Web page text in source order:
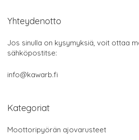
Yhteydenotto
Jos sinulla on kysymyksiä, voit ottaa
sähköpostitse:
info@kawarb.fi
Kategoriat
Moottoripyörän ajovarusteet